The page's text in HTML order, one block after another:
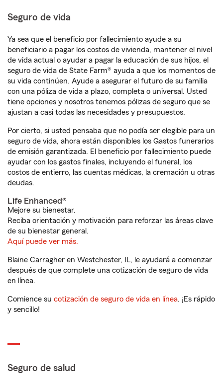
Seguro de vida
Ya sea que el beneficio por fallecimiento ayude a su
beneficiario a pagar los costos de vivienda, mantener el nivel
de vida actual o ayudar a pagar la educación de sus hijos, el
seguro de vida de State Farm® ayuda a que los momentos de
su vida continúen. Ayude a asegurar el futuro de su familia
con una póliza de vida a plazo, completa o universal. Usted
tiene opciones y nosotros tenemos pólizas de seguro que se
ajustan a casi todas las necesidades y presupuestos.
Por cierto, si usted pensaba que no podía ser elegible para un
seguro de vida, ahora están disponibles los Gastos funerarios
de emisión garantizada. El beneficio por fallecimiento puede
ayudar con los gastos finales, incluyendo el funeral, los
costos de entierro, las cuentas médicas, la cremación u otras
deudas.
Life Enhanced®
Mejore su bienestar.
Reciba orientación y motivación para reforzar las áreas clave
de su bienestar general.
Aquí puede ver más.
Blaine Carragher en Westchester, IL, le ayudará a comenzar
después de que complete una cotización de seguro de vida
en línea.
Comience su cotización de seguro de vida en línea. ¡Es rápido
y sencillo!
Seguro de salud